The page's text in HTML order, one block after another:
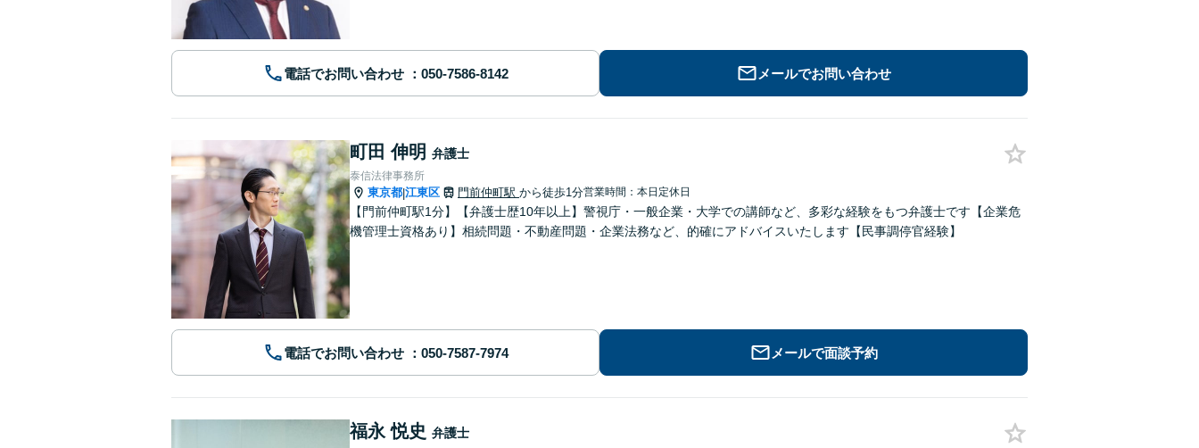
電話でお問い合わせ メールでお問い合わせ
町田 伸明 弁護士
泰信法律事務所
東京都|江東区 門前仲町駅 から徒歩1分営業時間：本日定休日
【門前仲町駅1分】【弁護士歴10年以上】警視庁・一般企業・大学での講師など、多彩な経験をもつ弁護士です【企業危
機管理士資格あり】相続問題・不動産問題・企業法務など、的確にアドバイスいたします【民事調停官経験】
電話でお問い合わせ メールで面談予約
福永 悦史 弁護士